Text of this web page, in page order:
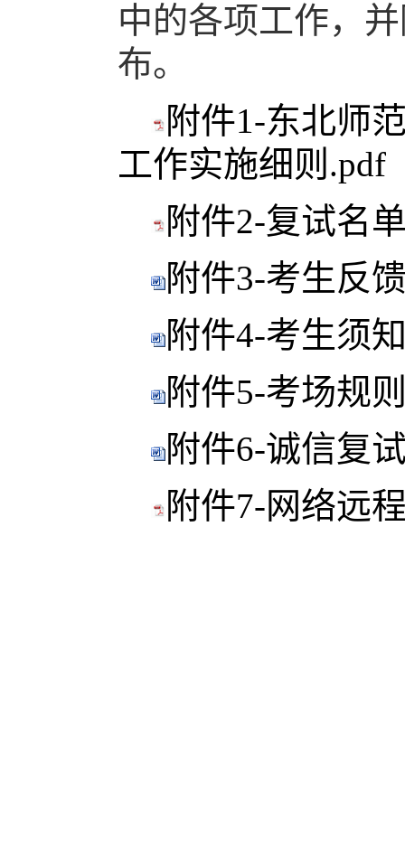
中的各项工作，
布。
附件1-东北师
工作实施细则.pdf
附件2-复试名
附件3-考生反
附件4-考生须
附件5-考场规
附件6-诚信复
附件7-网络远